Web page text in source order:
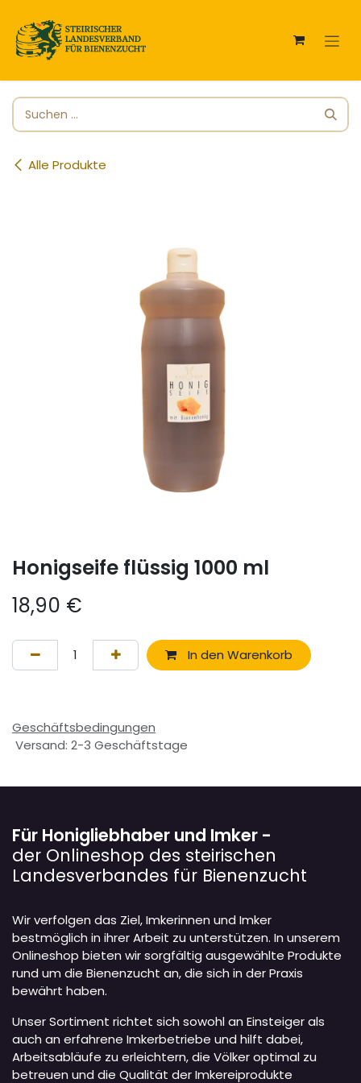
Alle Produkte
Honigseife flüssig 1000 ml
18,90 €
In den Warenkorb
Geschäftsbedingungen
Versand: 2-3 Geschäftstage
Für Honigliebhaber und Imker -
der Onlineshop des steirischen
Landesverbandes für Bienenzucht
Wir verfolgen das Ziel, Imkerinnen und Imker
bestmöglich in ihrer Arbeit zu unterstützen. In unserem
Onlineshop bieten wir sorgfältig ausgewählte Produkte
rund um die Bienenzucht an, die sich in der Praxis
bewährt haben.
Unser Sortiment richtet sich sowohl an Einsteiger als
auch an erfahrene Imkerbetriebe und hilft dabei,
Arbeitsabläufe zu erleichtern, die Völker optimal zu
betreuen und die Qualität der Imkereiprodukte